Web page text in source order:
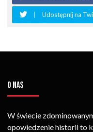
Udostępnij na
O NAS
W świecie
opowiedzenie historii to